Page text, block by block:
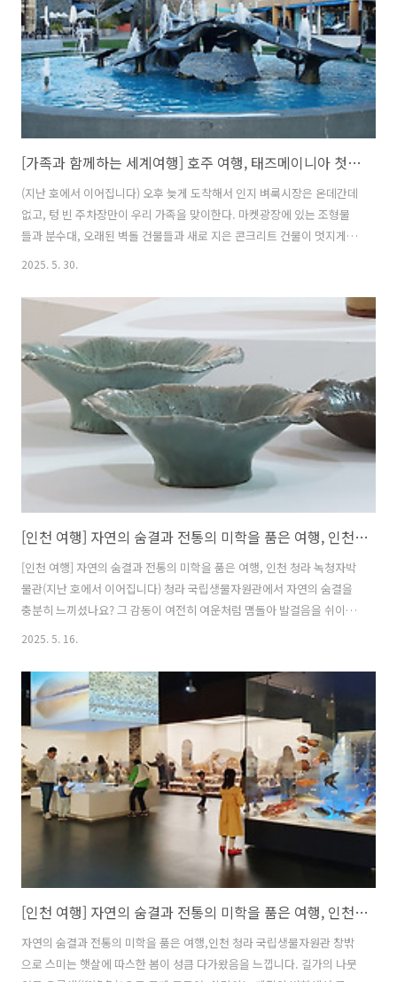
다. 밤에 도착한 관계로 주변이 어떻게..
[가족과 함께하는 세계여행] 호주 여행, 태즈메이니아 첫째 날! 호바트 (2편)
(지난 호에서 이어집니다) 오후 늦게 도착해서 인지 벼룩시장은 온데간데
없고, 텅 빈 주차장만이 우리 가족을 맞이한다. 마켓광장에 있는 조형물
들과 분수대, 오래된 벽돌 건물들과 새로 지은 콘크리트 건물이 멋지게
조화를 이루는 곳이다. 마릴린 먼로의 포즈를 흉내내는 토끼 아가씨와 멍
냉장고가 눈길을 사로잡는다. MOO 맥주다. 호주의 아티스트 존 켈리
(John Kelly)가 디자인한 레이블이 인상적이라 자꾸만 눈이 간다. 네 가
지 종류가 있는데 종류별로 사 본다. 와인도 진열되어 있는데, 모두 태즈
메이니아에서 난 와인들이다. 여기는 자연의 천국이면서도 맥주와 와인
의 천국인 것도 같다. 이제 저녁을 먹으러 가야 할 시간. 부두에 정박해
있..
2025. 5. 30.
[인천 여행] 자연의 숨결과 전통의 미학을 품은 여행, 인천 청라 국립생물자원관 & 녹청자박물관, 2편
[인천 여행] 자연의 숨결과 전통의 미학을 품은 여행, 인천 청라 녹청자박
물관(지난 호에서 이어집니다) 청라 국립생물자원관에서 자연의 숨결을
충분히 느끼셨나요? 그 감동이 여전히 여운처럼 맴돌아 발걸음을 쉬이
돌리기 아쉽지요. 그래서 준비했습니다. 같은 청라에 자리한 또 다른 특
을 품은 도자기 여행을 떠나볼까요? 봄날의 고요한 시간을 거닐고 싶은
발걸음이 청라에 위치한 녹청자박물관으로 향합니다. 우리의 전통 도자
기에서부터 현대 도예작품까지 한눈에 살펴볼 수 있는 이곳은 국내 유일
의 녹청자(綠靑瓷) 전문 박물관으로, 세월의 숨결을 고스란히 간직한 고
려 미학의 절정을 만날 수 있습니다. 규모는 크지 않지만 아담하고 단정
한 분위기가 돋보이는..
2025. 5. 16.
[인천 여행] 자연의 숨결과 전통의 미학을 품은 여행, 인천 청라 국립생물자원관 & 녹청자박물관, 1편
자연의 숨결과 전통의 미학을 품은 여행,인천 청라 국립생물자원관 창밖
으로 스미는 햇살에 따스한 봄이 성큼 다가왔음을 느낍니다. 길가의 나뭇